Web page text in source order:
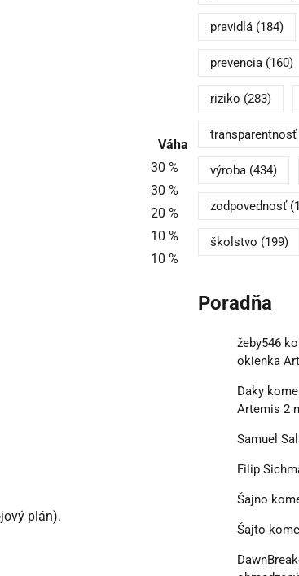
Váha
30 %
30 %
20 %
10 %
10 %
plán).
pravidlá(184)
prevencia(160)
riziko (283)
transparentnosť
výroba(434)
zodpovednosť
školstvo (199)
Poradňa
žeby546
okienka
Daky
Artemis 2
Samuel
Filip
Šajno
Šajto